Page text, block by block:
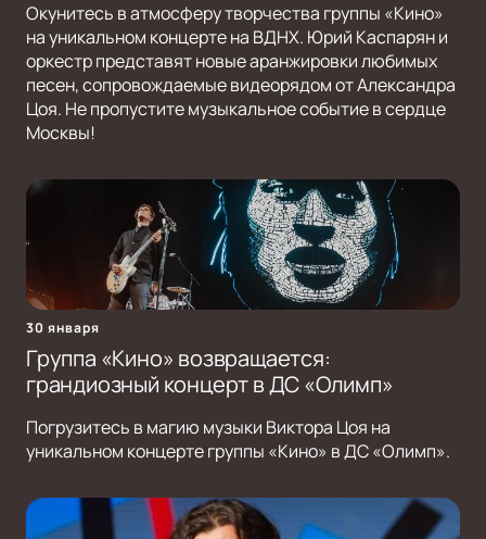
Окунитесь в атмосферу творчества группы «Кино»
на уникальном концерте на ВДНХ. Юрий Каспарян и
оркестр представят новые аранжировки любимых
песен, сопровождаемые видеорядом от Александра
Цоя. Не пропустите музыкальное событие в сердце
Москвы!
30 января
Группа «Кино» возвращается:
грандиозный концерт в ДС «Олимп»
Погрузитесь в магию музыки Виктора Цоя на
уникальном концерте группы «Кино» в ДС «Олимп».